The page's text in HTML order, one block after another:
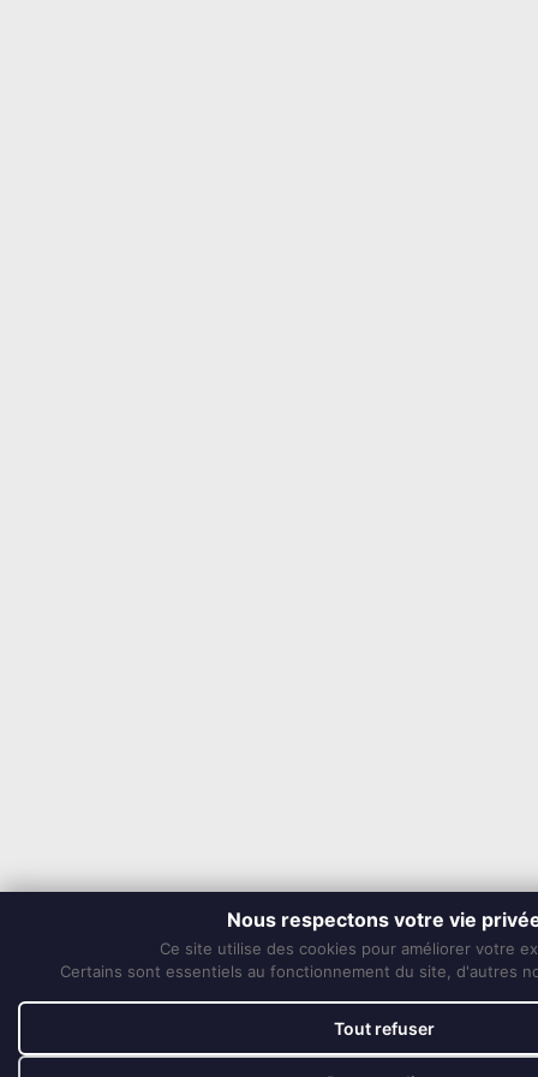
Nous respectons votre vie
Ce site utilise des cookies pour améliorer votre
Certains sont essentiels au fonctionnement du site, d'autres
Tout refuser